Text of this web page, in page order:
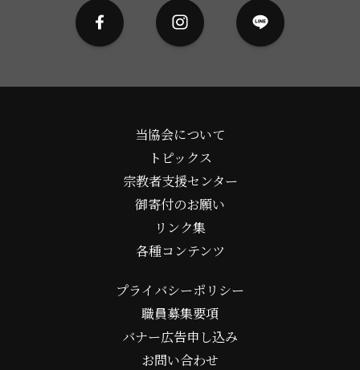
当協会について
トピックス
宗教者支援センター
御寄付のお願い
リンク集
各種コンテンツ
プライバシーポリシー
職員募集要項
バナー広告申し込み
お問い合わせ